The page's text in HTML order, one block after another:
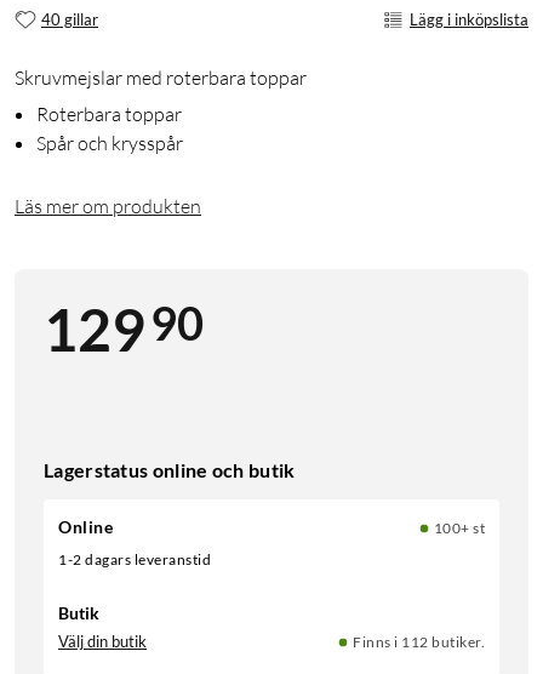
40 gillar Lägg i inköpslista
Skruvmejslar med roterbara toppar
Roterbara toppar
Spår och krysspår
Läs mer om produkten
12990
Lagerstatus online och butik
Online
100+ st
1-2 dagars leveranstid
Butik
Välj din butik Finns i 112 butiker.